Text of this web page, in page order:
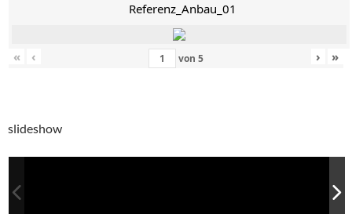
Referenz_Anbau_01
« ‹ von 5 › »
slideshow